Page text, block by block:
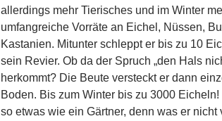
allerdings mehr Tierisches und im Winter
umfangreiche Vorräte an Eichel, Nüssen,
Kastanien. Mitunter schleppt er bis zu 10
sein Revier. Ob da der Spruch „den Hals
herkommt? Die Beute versteckt er dann
Boden. Bis zum Winter bis zu 3000
so etwas wie ein Gärtner, denn was er nicht